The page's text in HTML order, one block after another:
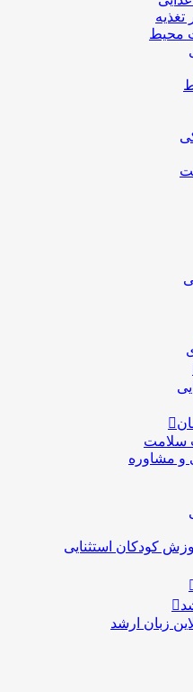
تغذیه
محيط
سلامت
و مشاوره
کودکان استثنایی
زبان ارشد